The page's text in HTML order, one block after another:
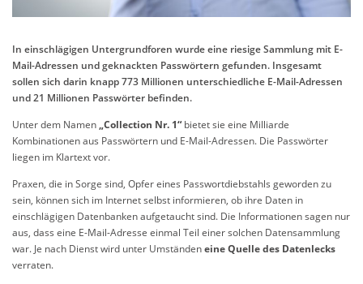
In einschlägigen Untergrundforen wurde eine riesige Sammlung mit E-
Mail-Adressen und geknackten Passwörtern gefunden. Insgesamt
sollen sich darin knapp 773 Millionen unterschiedliche E-Mail-Adressen
und 21 Millionen Passwörter befinden.
Unter dem Namen„Collection Nr. 1“ bietet sie eine Milliarde
Kombinationen aus Passwörtern und E-Mail-Adressen. Die Passwörter
liegen im Klartext vor.
Praxen, die in Sorge sind, Opfer eines Passwortdiebstahls geworden zu
sein, können sich im Internet selbst informieren, ob ihre Daten in
einschlägigen Datenbanken aufgetaucht sind. Die Informationen sagen nur
aus, dass eine E-Mail-Adresse einmal Teil einer solchen Datensammlung
war. Je nach Dienst wird unter Umständeneine Quelle des Datenlecks
verraten.